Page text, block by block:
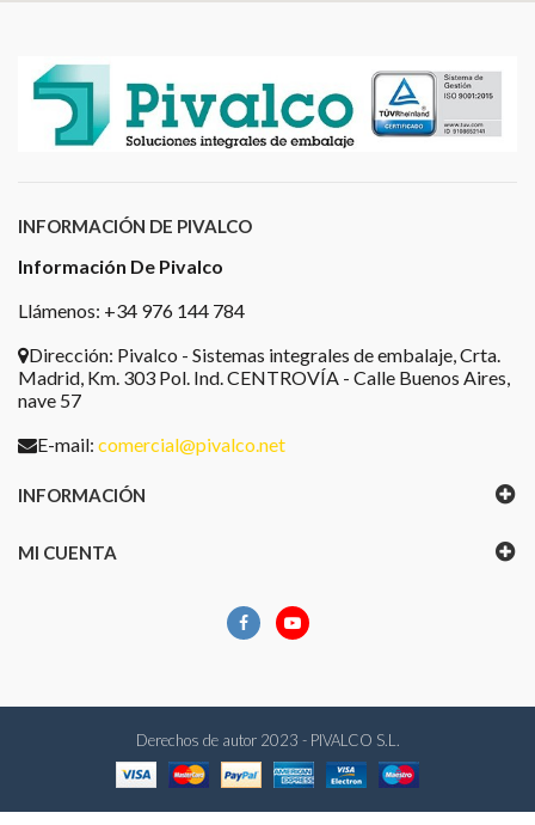
INFORMACIÓN DE PIVALCO
Información De Pivalco
Llámenos: +34 976 144 784
Dirección: Pivalco - Sistemas integrales de embalaje, Crta.
Madrid, Km. 303 Pol. Ind. CENTROVÍA - Calle Buenos Aires,
nave 57
E-mail: comercial@pivalco.net
INFORMACIÓN
MI CUENTA
Derechos de autor 2023 - PIVALCO S.L.